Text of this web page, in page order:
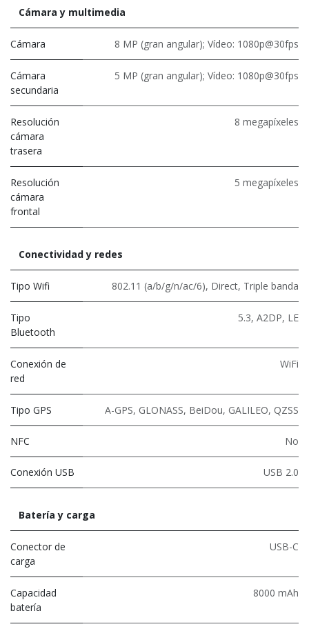
Cámara y multimedia
Cámara 8 MP (gran angular); Vídeo: 1080p@30fps
Cámara
secundaria
5 MP (gran angular); Vídeo: 1080p@30fps
Resolución
cámara
trasera
8 megapíxeles
Resolución
cámara
frontal
5 megapíxeles
Conectividad y redes
Tipo Wifi 802.11 (a/b/g/n/ac/6), Direct, Triple banda
Tipo
Bluetooth
5.3, A2DP, LE
Conexión de
red
WiFi
Tipo GPS A-GPS, GLONASS, BeiDou, GALILEO, QZSS
NFC No
Conexión USB USB 2.0
Batería y carga
Conector de
carga
USB-C
Capacidad
batería
8000 mAh